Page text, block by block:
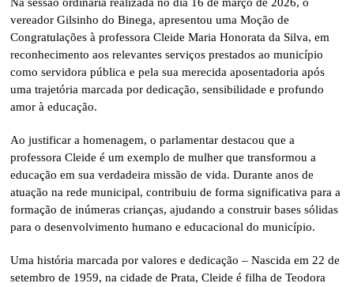
vereador Gilsinho do Binega, apresentou uma Moção de
Congratulações à professora Cleide Maria Honorata da Silva, em
reconhecimento aos relevantes serviços prestados ao município
como servidora pública e pela sua merecida aposentadoria após
uma trajetória marcada por dedicação, sensibilidade e profundo
amor à educação.
Ao justificar a homenagem, o parlamentar destacou que a
professora Cleide é um exemplo de mulher que transformou a
educação em sua verdadeira missão de vida. Durante anos de
atuação na rede municipal, contribuiu de forma significativa para a
formação de inúmeras crianças, ajudando a construir bases sólidas
para o desenvolvimento humano e educacional do município.
Uma história marcada por valores e dedicação – Nascida em 22 de
setembro de 1959, na cidade de Prata, Cleide é filha de Teodora